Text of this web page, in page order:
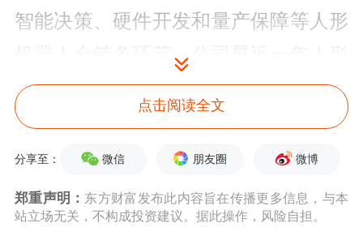
智能决策、硬件开发和量产保障等人形
机器人全链条环节。公司最近一年人形
机器人交付数量、应用场景覆盖广度在
全球范围内均处于前列，也是国内较早
进入工厂实地验证的企业。
乐聚智能招股说明书显示，公司2025年
点击阅读全文
分享至： 微信 朋友圈 微博
郑重声明： 东方财富发布此内容旨在传播更多信息，与本
站立场无关，不构成投资建议。据此操作，风险自担。